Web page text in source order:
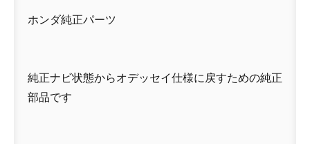
ホンダ純正パーツ
純正ナビ状態からオデッセイ仕様に戻すための純正
部品です